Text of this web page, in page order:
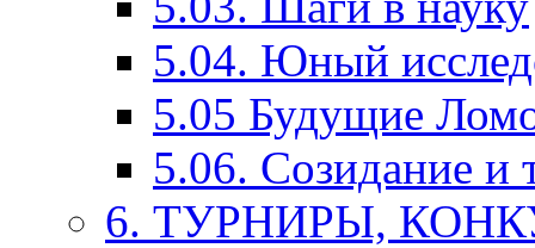
5.04. Юный
5.05 Будущие
5.06. Созидание и
6. ТУРНИРЫ,